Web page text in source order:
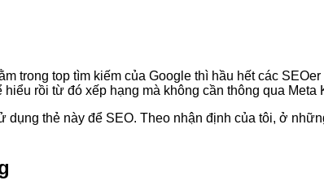
trong top tìm kiếm của Google thì hầu hết các
rồi từ đó xếp hạng mà không cần thông qua Meta
thẻ này để SEO. Theo nhận định của tôi, ở